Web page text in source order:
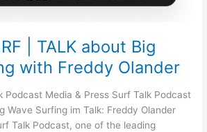
| TALK about Big
with Freddy Olander
Podcast Media & Press Surf Talk Podcast
Wave Surfing im Talk: Freddy Olander
Talk Podcast, one of the leading